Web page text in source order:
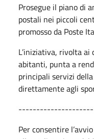
Prosegue il piano di
postali nei piccoli
promosso da Poste
L’iniziativa, rivolta
abitanti, punta a
principali servizi
direttamente agli
---------------------
Per consentire